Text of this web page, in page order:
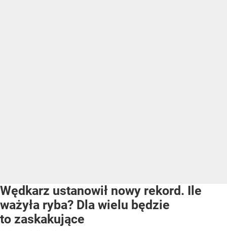
Wędkarz ustanowił nowy rekord. Ile
ważyła ryba? Dla wielu będzie
to zaskakujące